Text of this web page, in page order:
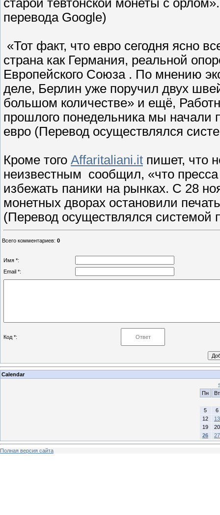
старой тевтонской монеты с
перевода Google)
«Тот факт, что евро сегодня ясно
страна как Германия, реальной
Европейского Союза . По мнению
деле, Берлин уже поручил двух
большом количестве» и ещё,
прошлого понедельника мы начали
евро (Перевод осуществлялся
Кроме того Affaritaliani.it пишет, что
неизвестным сообщил, «что
избежать паники на рынках. С 28
монетных дворах остановили
(Перевод осуществлялся системой
Всего комментариев: 0
Имя *:
Email *:
Код *:
Calendar
Пн
Вт
5
6
12
13
19
20
26
27
Полная версия сайта